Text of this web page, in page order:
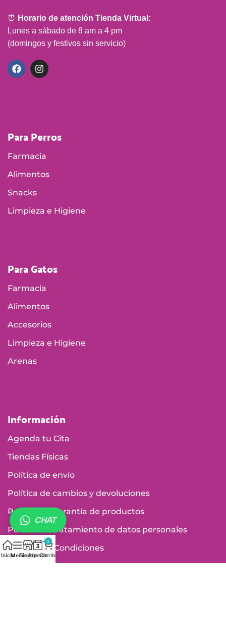
⏰ Horario de atención Tienda Virtual:
Lunes a sábado de 8 am a 4 pm
(domingos y festivos sin servicio)
Para Perros
Farmacia
Alimentos
Snacks
Limpieza e Higiene
Para Gatos
Farmacia
Alimentos
Accesorios
Limpieza e Higiene
Arenas
Información
Agenda tu Cita
Tiendas Físicas
Política de envío
Política de cambios y devoluciones
Política de garantía de productos
Política de tratamiento de datos personales
Términos y Condiciones
CHAT
InicioMenúTiendaAgenda
0
Carrito